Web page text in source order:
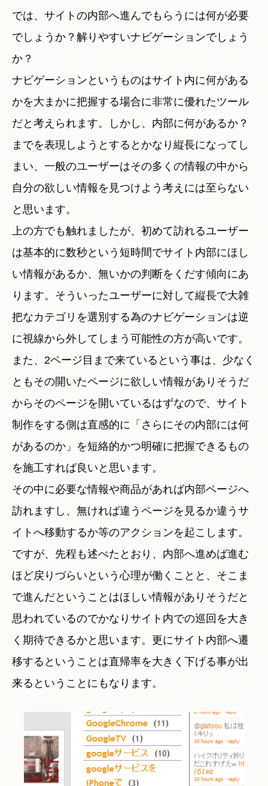
では、サイトの内部へ進んでもらうには何が必要
でしょうか？解りやすいナビゲーションでしょう
か？
ナビゲーションというものはサイト内に何がある
かを大まかに把握する場合に非常に優れたツール
だと考えられます。しかし、内部に何があるか？
までを表現しようとするとかなり縦長になってし
まい、一般のユーザーはその多くの情報の中から
自分の欲しい情報を見つけよう考えには至らない
と思います。
上の方でも触れましたが、初めて訪れるユーザー
は基本的に数秒という短時間でサイト内部にほし
い情報があるか、無いかの判断をくだす傾向にあ
ります。そういったユーザーに対して縦長で大雑
把なカテゴリを選別する為のナビゲーションは逆
に視線から外してしまう可能性の方が高いです。
また、2ページ目まで来ているという事は、少なく
ともその開いたページに欲しい情報がありそうだ
からそのページを開いているはずなので、サイト
制作をする側は直感的に「さらにその内部には何
があるのか」を短絡的かつ明確に把握できるもの
を施工すれば良いと思います。
その中に必要な情報や商品があれば内部ページへ
訪れますし、無ければ違うページを見るか違うサ
イトへ移動するか等のアクションを起こします。
ですが、先程も述べたとおり、内部へ進めば進む
ほど戻りづらいという心理が働くことと、そこま
で進んだということはほしい情報がありそうだと
思われているのでかなりサイト内での巡回を大き
く期待できるかと思います。更にサイト内部へ遷
移するということは直帰率を大きく下げる事が出
来るということにもなります。